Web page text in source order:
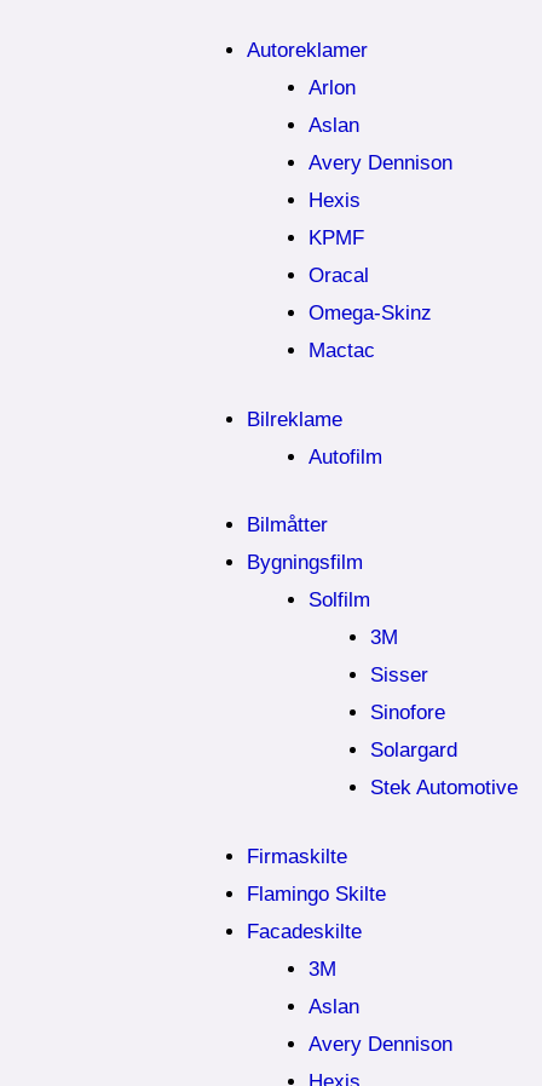
Autoreklamer
Arlon
Aslan
Avery Dennison
Hexis
KPMF
Oracal
Omega-Skinz
Mactac
Bilreklame
Autofilm
Bilmåtter
Bygningsfilm
Solfilm
3M
Sisser
Sinofore
Solargard
Stek Automotive
Firmaskilte
Flamingo Skilte
Facadeskilte
3M
Aslan
Avery Dennison
Hexis